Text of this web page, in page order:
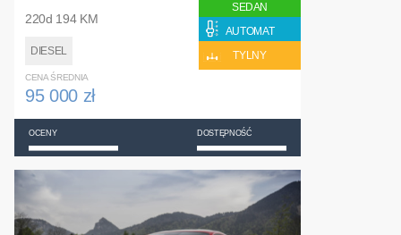
220d 194 KM
DIESEL
SEDAN
AUTOMAT
TYLNY
CENA ŚREDNIA
95 000 zł
OCENY DOSTĘPNOŚĆ